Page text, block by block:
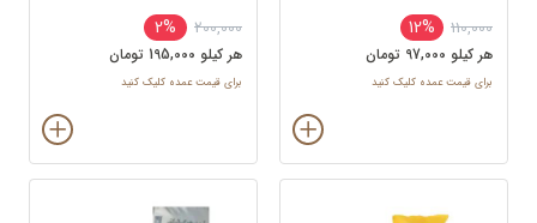
110,000
12%
هر کيلو 97,000 تومان
برای قیمت عمده کلیک کنید
200,000
2%
هر کيلو 195,000 تومان
برای قیمت عمده کلیک کنید